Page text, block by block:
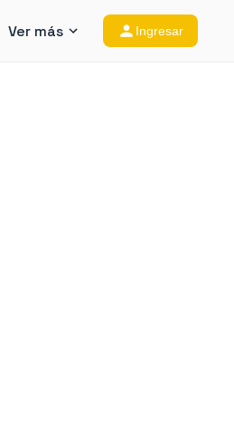
Ver más Ingresar